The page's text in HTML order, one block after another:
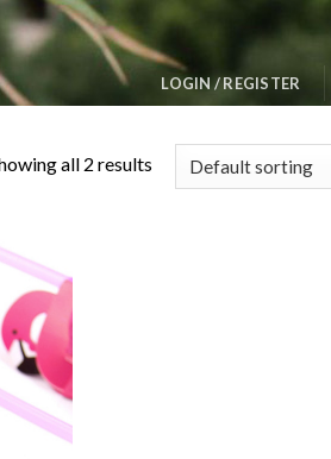
LOGIN / REGISTER
all 2 results